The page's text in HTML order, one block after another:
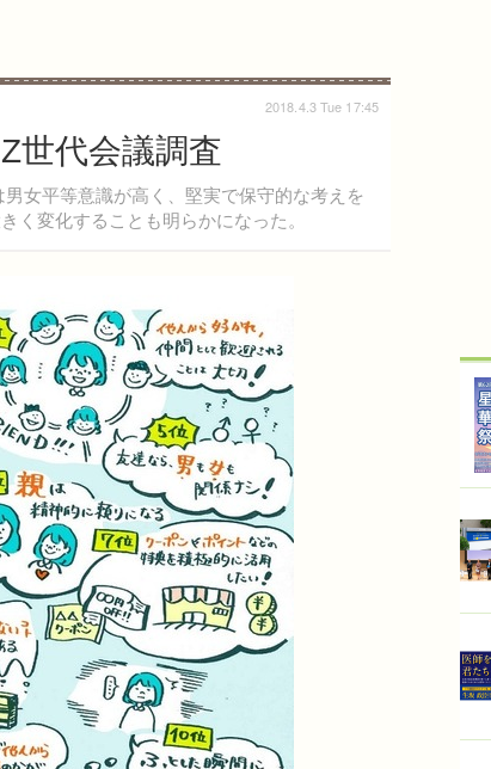
世代会議調査
女平等意識が高く、堅実で保守的な考えを
く変化することも明らかになった。
2018.4.3 Tue 17:45